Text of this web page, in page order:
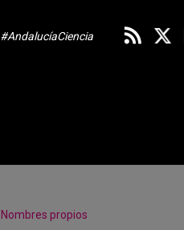
#AndalucíaCiencia
Nombres propios